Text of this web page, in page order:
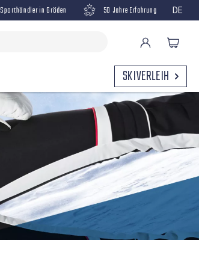
in Gröden 50 Jahre Erfahrung DE
SKIVERLEIH